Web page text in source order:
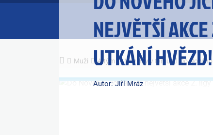
Muži A tým Novinky v týmu Do
NEJVĚTŠÍ
UTKÁNÍ HVĚZD!
Autor: Jiří Mráz